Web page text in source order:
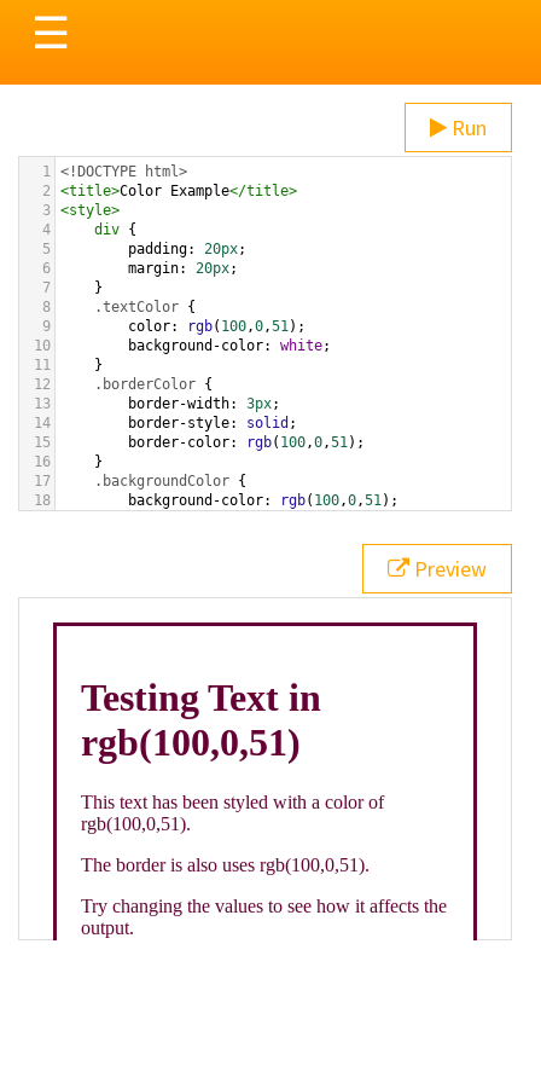
Toggle
navigation
☰
Run
1 <!DOCTYPE html>
2
<title>Color Example</title>
3 <style>
4
div {
5
padding: 20px;
6
margin: 20px;
7
}
8
.textColor {
9
color: rgb( 100,0,51);
10
background-color: white;
11
}
12
.borderColor {
13
border-width: 3px;
14
border-style: solid ;
15
border-color: rgb( 100,0,51);
16
}
17
.backgroundColor {
18
background-color: rgb( 100,0,51);
bottom ,
white, rgb(100,0,51));
div class="textColor borderColor"
< h1>Testing Text in rgb(100,0,51)
Preview